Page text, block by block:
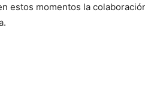
estos momentos la